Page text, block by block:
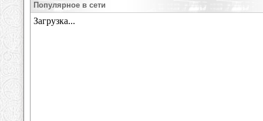
Популярное в сети